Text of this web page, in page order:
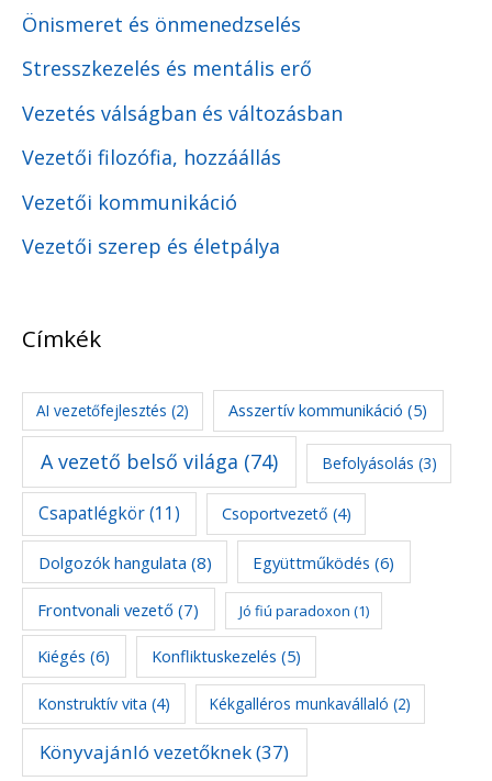
Önismeret és önmenedzselés
Stresszkezelés és mentális erő
Vezetés válságban és változásban
Vezetői filozófia, hozzáállás
Vezetői kommunikáció
Vezetői szerep és életpálya
Címkék
AI vezetőfejlesztés (2) Asszertív kommunikáció (5)
A vezető belső világa (74) Befolyásolás (3)
Csapatlégkör(11) Csoportvezető (4)
Dolgozók hangulata (8) Együttműködés (6)
Frontvonali vezető (7) Jó fiú paradoxon (1)
Kiégés (6) Konfliktuskezelés (5)
Konstruktív vita (4) Kékgalléros munkavállaló (2)
Könyvajánló vezetőknek(37)